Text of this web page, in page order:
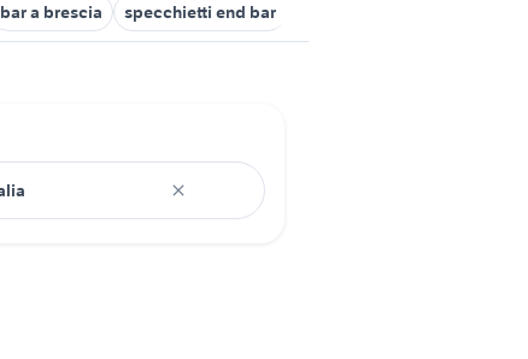
bar a brescia specchietti end bar